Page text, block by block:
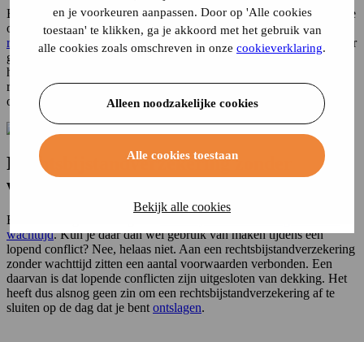
en je voorkeuren aanpassen. Door op 'Alle cookies
toestaan' te klikken, ga je akkoord met het gebruik van
alle cookies zoals omschreven in onze cookieverklaring.
Alleen noodzakelijke cookies
Alle cookies toestaan
Bekijk alle cookies
Een rechtsbijstandverzekering biedt helaas geen dekking bij lopende
of voorziene conflicten. Dit betekent dat wanneer je pas een
rechtsbijstandverzekering afsluit
terwijl je al een conflict hebt, je hier
geen rechtshulp bij krijgt. Hetzelfde geldt voor een conflict dat je
had zien aankomen, zoals bijvoorbeeld bij een aangekondigde
reorganisatie. Toch kan het ook tijdens een conflict verstandig zijn
om een rechtsbijstandverzekering af te sluiten.
Rechtsbijstandverzekering zonder
wachttijd: wel dekking tijdens conflict?
Er bestaan tegenwoordig ook
wachttijd. Kun je daar dan wel gebruik van maken tijdens een
lopend conflict? Nee, helaas niet. Aan een rechtsbijstandverzekering
zonder wachttijd zitten een aantal voorwaarden verbonden. Een
daarvan is dat lopende conflicten zijn uitgesloten van dekking. Het
heeft dus alsnog geen zin om een rechtsbijstandverzekering af te
sluiten op de dag dat je bent ontslagen.